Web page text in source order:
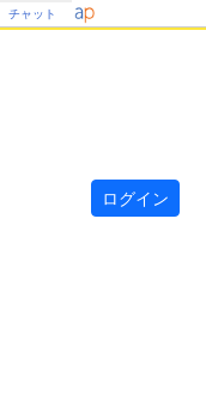
チャット
ログイン